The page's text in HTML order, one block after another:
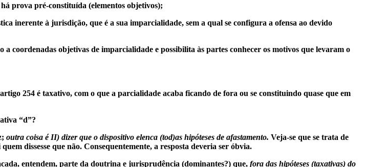
prova pré-constituída (elementos objetivos);
inerente à jurisdição, que é a sua imparcialidade, sem a qual se configura a ofensa ao devido
coordenadas objetivas de imparcialidade e possibilita às partes conhecer os motivos que levaram o
254 é taxativo, com o que a parcialidade acaba ficando de fora ou se constituindo quase que em
“d”?
outra coisa é II) dizer que o dispositivo elenca (tod)as hipóteses de afastamento. Veja-se que se trata de
dissesse que não. Consequentemente, a resposta deveria ser óbvia.
entendem, parte da doutrina e jurisprudência (dominantes?) que, fora das hipóteses (taxativas) do